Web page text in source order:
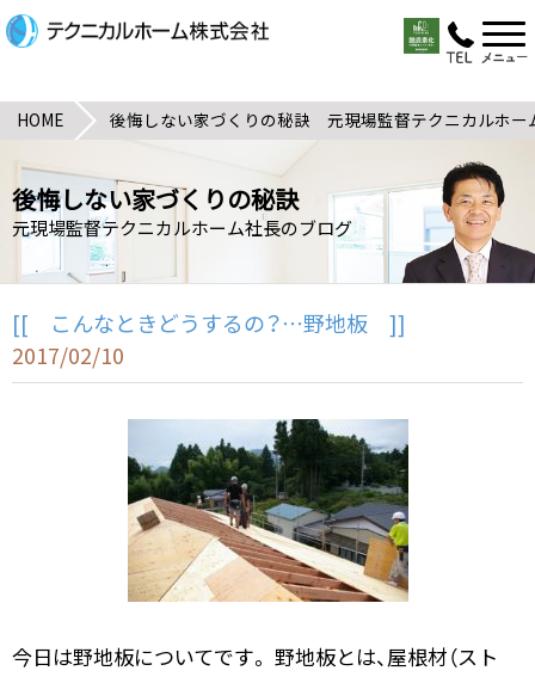
HOME 後悔しない家づくりの秘訣 元現場監督テクニカルホー
後悔しない家づくりの秘訣
元現場監督テクニカルホーム社長のブログ
[[ こんなときどうするの？…野地板 ]]
2017/02/10
今日は野地板についてです。 野地板とは、屋根材（スト